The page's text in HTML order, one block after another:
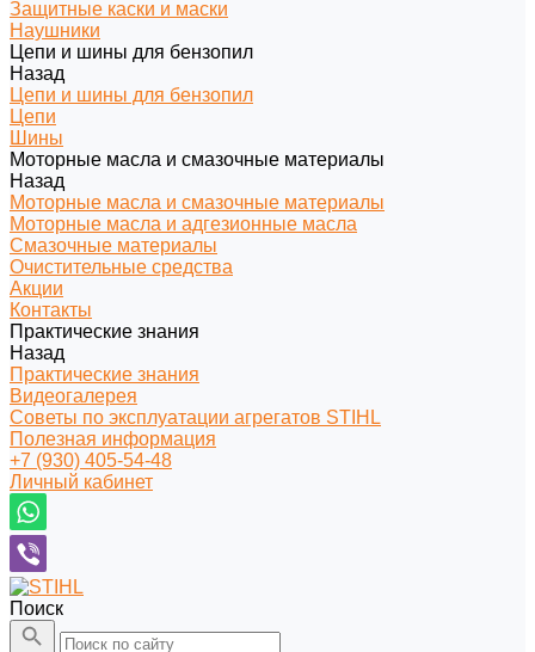
Защитные каски и маски
Наушники
Цепи и шины для бензопил
Назад
Цепи и шины для бензопил
Цепи
Шины
Моторные масла и смазочные материалы
Назад
Моторные масла и смазочные материалы
Моторные масла и адгезионные масла
Смазочные материалы
Очистительные средства
Акции
Контакты
Практические знания
Назад
Практические знания
Видеогалерея
Советы по эксплуатации агрегатов STIHL
Полезная информация
+7 (930) 405-54-48
Личный кабинет
Поиск